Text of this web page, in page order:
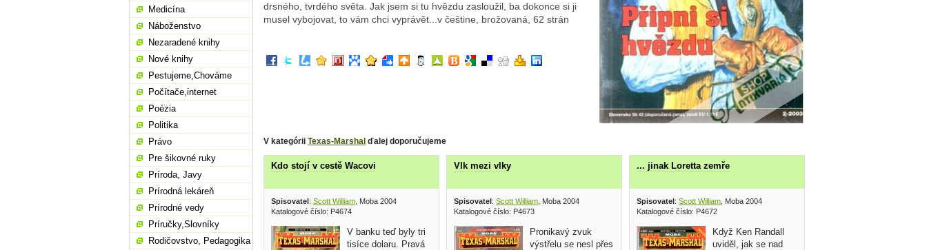
drsného, tvrdého světa. Jak jsem si tu hvězdu zasloužil, ba dokonce si ji
musel vybojovat, to vám chci vyprávět...v češtine, brožovaná, 62 strán
V kategórii Texas-Marshal ďalej doporučujeme
Kdo stojí v cestě Wacovi
Spisovatel: Scott William , Moba 2004
Katalogové číslo: P4674
V banku teď byly tri
tisíce dolaru. Pravá
Vlk mezi vlky
Spisovatel: Scott William , Moba 2004
Katalogové číslo: P4673
Pronikavý zvuk
výstřelu se nesl přes
... jinak Loretta zemře
Spisovatel: Scott William , Moba 2004
Katalogové číslo: P4672
Když Ken Randall
uviděl, jak se nad
Medicína
Náboženstvo
Nezaradené knihy
Nové knihy
Pestujeme,Chováme
Počítače,internet
Poézia
Politika
Právo
Pre šikovné ruky
Príroda, Javy
Prírodná lekáreň
Prírodné vedy
Príručky,Slovníky
Rodičovstvo, Pedagogika